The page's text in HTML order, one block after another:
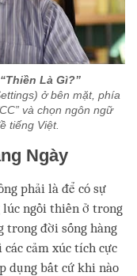
Là Gì?”
ở bên mặt, phía
và chọn ngôn ngữ
tiếng Việt.
Ngày
phải là để có sự
ngồi thiền ở trong
trong đời sống hàng
cảm xúc tích cực
dụng bất cứ khi nào